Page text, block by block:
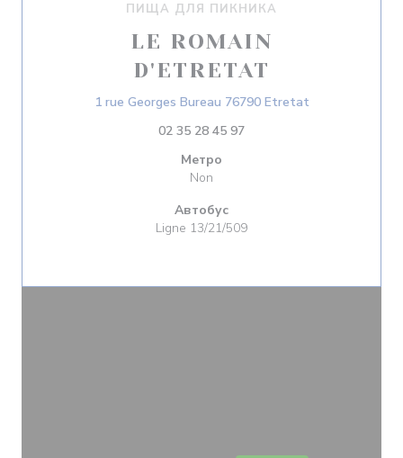
ПИЩА ДЛЯ ПИКНИКА
LE ROMAIN
D'ETRETAT
1 rue Georges Bureau 76790 Etretat((открывается
02 35 28 45 97
Метро
Non
Автобус
Ligne 13/21/509